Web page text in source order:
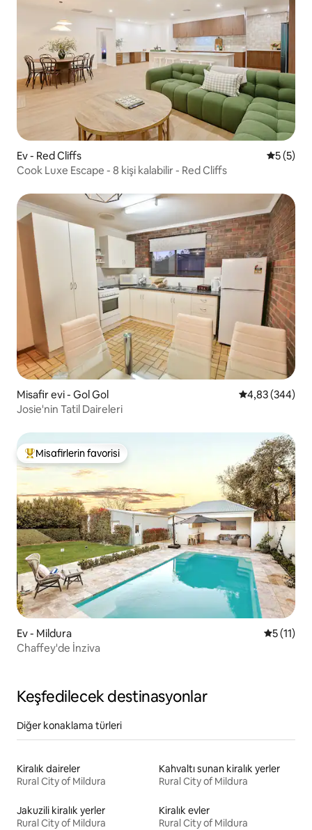
Ev - Red Cliffs 55 (5)
Cook Luxe Escape - 8 kişi kalabilir - Red Cliffs
Misafir evi - Gol Gol 5 üzerinden
4,83 (344)
Josie'nin Tatil Daireleri
Misafirlerin favorilerinden en beğenilenler arasında
Misafirlerin favorisi
Ev - Mildura 55 (11)
Chaffey'de İnziva
Keşfedilecek destinasyonlar
Diğer konaklama türleri
Kiralık daireler
Rural City of Mildura
Kahvaltı sunan kiralık yerler
Rural City of Mildura
Jakuzili kiralık yerler
Rural City of Mildura
Kiralık evler
Rural City of Mildura